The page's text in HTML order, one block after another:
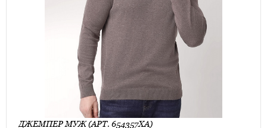
ДЖЕМПЕР МУЖ (АРТ. 654357ХА)